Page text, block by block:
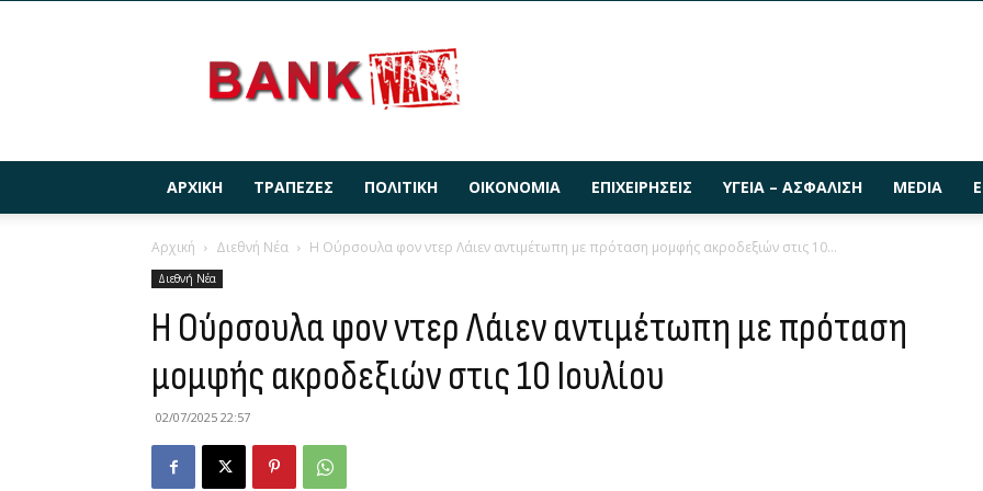
ΑΡΧΙΚΉ ΤΡΆΠΕΖΕΣ ΠΟΛΙΤΙΚΉ ΟΙΚΟΝΟΜΊΑ ΕΠΙΧΕΙΡΉΣΕΙΣ ΥΓΕΊΑ – ΑΣΦΆΛΙΣΗ MEDIA
Αρχική Διεθνή Νέα Η Ούρσουλα φον ντερ Λάιεν αντιμέτωπη με πρόταση μομφής ακροδεξιών στις 10...
Διεθνή Νέα
Η Ούρσουλα φον ντερ Λάιεν αντιμέτωπη με πρόταση
μομφής ακροδεξιών στις 10 Ιουλίου
02/07/2025 22:57